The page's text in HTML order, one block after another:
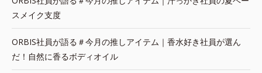
スメイク支度
ORBIS社員が語る＃今月の推しアイテム｜香水好き社員が選ん
だ！自然に香るボディオイル